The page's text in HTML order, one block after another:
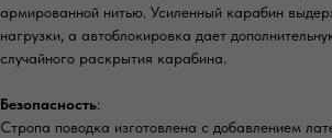
армированной нитью. Усиленный карабин
нагрузки, а автоблокировка дает
случайного раскрытия карабина.
Безопасность:
Стропа поводка изготовлена с добавлением